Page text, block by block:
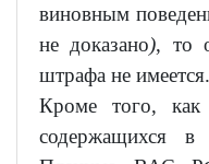
виновным
не доказано), то
штрафа не имеется.
Кроме того, как
содержащихся в